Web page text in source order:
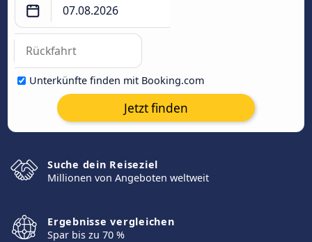
Unterkünfte finden mit Booking.com
Jetzt finden
Suche dein Reiseziel
Millionen von Angeboten weltweit
Ergebnisse vergleichen
Spar bis zu 70 %